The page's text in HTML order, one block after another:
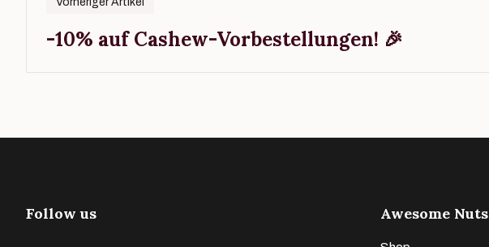
-10% auf Cashew-Vorbestellungen! 🎉
Follow us Awesome Nuts